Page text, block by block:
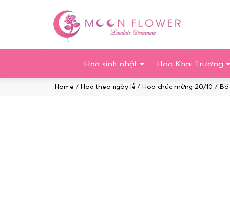
Hoa sinh nhật Hoa Khai Trương
Home / Hoa theo ngày lễ / Hoa chúc mừng 20/10 / Bó